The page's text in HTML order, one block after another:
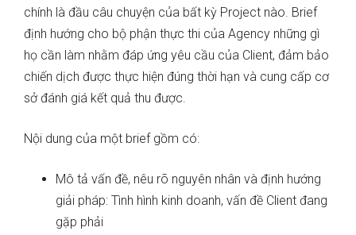
chính là đầu câu chuyện của bất kỳ Project nào. Brief
định hướng cho bộ phận thực thi của Agency những gì
họ cần làm nhằm đáp ứng yêu cầu của Client, đảm bảo
chiến dịch được thực hiện đúng thời hạn và cung cấp cơ
sở đánh giá kết quả thu được.
Nội dung của một brief gồm có:
Mô tả vấn đề, nêu rõ nguyên nhân và định hướng
giải pháp: Tình hình kinh doanh, vấn đề Client đang
gặp phải